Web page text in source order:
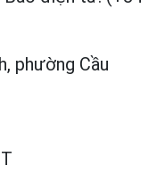
phường Cầu